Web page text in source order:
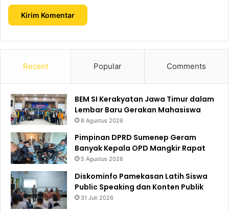
Recent Popular Comments
BEM SI Kerakyatan Jawa Timur dalam
Lembar Baru Gerakan Mahasiswa
8 Agustus 2026
Pimpinan DPRD Sumenep Geram
Banyak Kepala OPD Mangkir Rapat
5 Agustus 2026
Diskominfo Pamekasan Latih Siswa
Public Speaking dan Konten Publik
31 Juli 2026